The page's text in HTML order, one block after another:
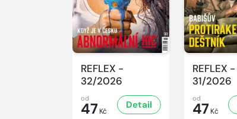
REFLEX -
32/2026
od
47 Kč
Detail
REFLEX -
31/2026
od
47 Kč